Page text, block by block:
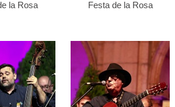
la Rosa Festa de la Rosa